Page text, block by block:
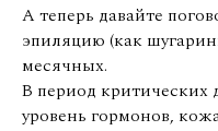
А теперь давайте
эпиляцию (как
месячных.
В период критических
уровень гормонов,